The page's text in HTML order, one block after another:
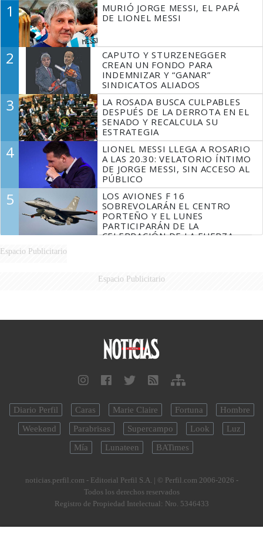
1
MURIÓ JORGE MESSI, EL PAPÁ
DE LIONEL MESSI
2
CAPUTO Y STURZENEGGER
CREAN UN FONDO PARA
INDEMNIZAR Y “GANAR”
SINDICATOS ALIADOS
3
LA ROSADA BUSCA CULPABLES
DESPUÉS DE LA DERROTA EN EL
SENADO Y RECALCULA SU
ESTRATEGIA
4
LIONEL MESSI LLEGA A ROSARIO
A LAS 20.30: VELATORIO ÍNTIMO
DE JORGE MESSI, SIN ACCESO AL
PÚBLICO
5
LOS AVIONES F 16
SOBREVOLARÁN EL CENTRO
PORTEÑO Y EL LUNES
PARTICIPARÁN DE LA
CELEBRACIÓN DE LA FUERZA
Espacio Publicitario
Espacio Publicitario
Diario Perfil Caras Marie Claire Fortuna
Hombre
Weekend
Parabrisas Supercampo Look
Luz
Mía
Lunateen BATimes
noticias.perfil.com - Editorial Perfil S.A. | © Perfil.com 2006-2026 -
Todos los derechos reservados
Registro de Propiedad Intelectual: Nro. 5346433